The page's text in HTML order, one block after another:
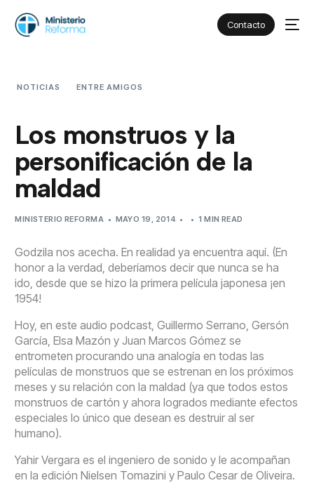
Contacto
NOTICIAS ENTRE AMIGOS
Los monstruos y la
personificación de la
maldad
MINISTERIO REFORMA MAYO 19, 2014 1 MIN READ
Godzila nos acecha. En realidad ya encuentra aquí. (En
honor a la verdad, deberíamos decir que nunca se ha
ido, desde que se hizo la primera película japonesa ¡en
1954!
Hoy, en este audio podcast, Guillermo Serrano, Gersón
García, Elsa Mazón y Juan Marcos Gómez se
entrometen procurando una analogía en todas las
películas de monstruos que se estrenan en los próximos
meses y su relación con la maldad (ya que todos estos
monstruos de cartón y ahora logrados mediante efectos
especiales lo único que desean es destruir al ser
humano).
Yahir Vergara es el ingeniero de sonido y le acompañan
en la edición Nielsen Tomazini y Paulo Cesar de Oliveira.